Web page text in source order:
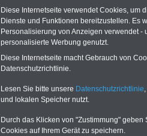
Neu
Beamte
Diese Internetseite verwendet Cookies, um
Dienste und Funktionen bereitzustellen. Es
Personalisierung von Anzeigen verwendet
personalisierte Werbung genutzt.
Diese Internetseite macht Gebrauch von
Datenschutzrichtlinie.
Lesen Sie bitte unsere Datenschutzrichtlinie
und lokalen Speicher nutzt.
Durch das Klicken von "Zustimmung"
Cookies auf Ihrem Gerät zu speichern.